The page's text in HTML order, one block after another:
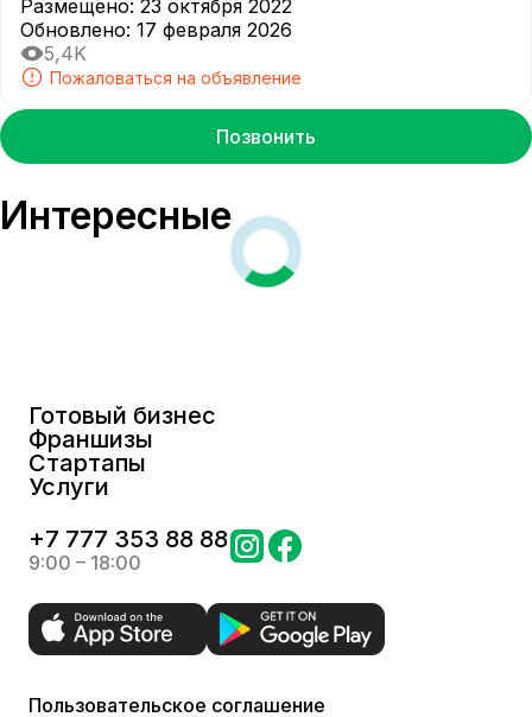
Размещено: 23 октября 2022
Обновлено: 17 февраля 2026
5,4K
Пожаловаться на объявление
Позвонить
Интересные
Готовый бизнес
Франшизы
Стартапы
Услуги
+7 777 353 88 88
9:00 – 18:00
Пользовательское соглашение